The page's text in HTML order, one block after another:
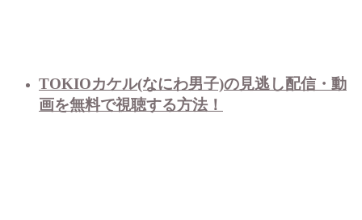
TOKIOカケル(なにわ男子)の見逃し配信・動
画を無料で視聴する方法！